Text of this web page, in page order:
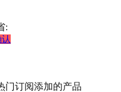
:
门订阅添加的产品